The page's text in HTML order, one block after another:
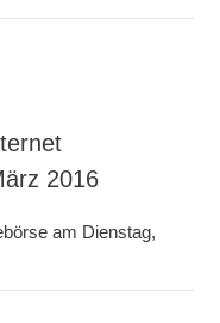
2016
am Dienstag,